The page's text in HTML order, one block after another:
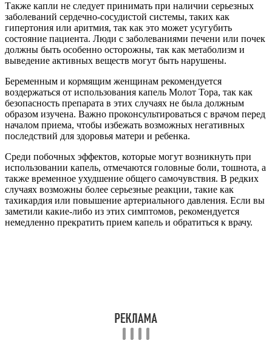
Также капли не следует принимать при наличии серьезных
заболеваний сердечно-сосудистой системы, таких как
гипертония или аритмия, так как это может усугубить
состояние пациента. Люди с заболеваниями печени или почек
должны быть особенно осторожны, так как метаболизм и
выведение активных веществ могут быть нарушены.
Беременным и кормящим женщинам рекомендуется
воздержаться от использования капель Молот Тора, так как
безопасность препарата в этих случаях не была должным
образом изучена. Важно проконсультироваться с врачом перед
началом приема, чтобы избежать возможных негативных
последствий для здоровья матери и ребенка.
Среди побочных эффектов, которые могут возникнуть при
использовании капель, отмечаются головные боли, тошнота, а
также временное ухудшение общего самочувствия. В редких
случаях возможны более серьезные реакции, такие как
тахикардия или повышение артериального давления. Если вы
заметили какие-либо из этих симптомов, рекомендуется
немедленно прекратить прием капель и обратиться к врачу.